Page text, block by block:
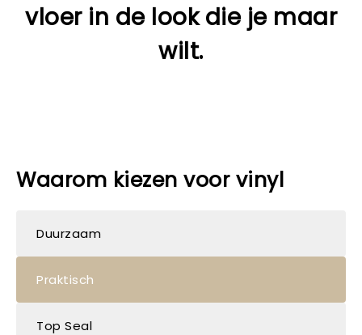
vloer in de look die je maar
wilt.
Waarom kiezen voor vinyl
Duurzaam
Praktisch
Top Seal